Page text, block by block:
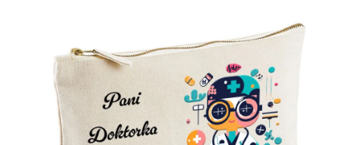
hviezdičiek.